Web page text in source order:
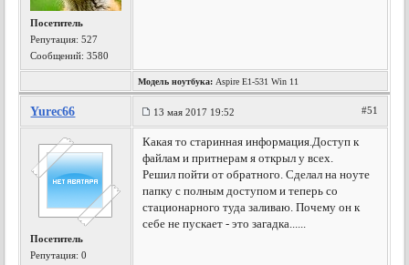
Посетитель
Репутация:527
Сообщений: 3580
Модель ноутбука: Aspire E1-531 Win 11
Yurec66 13 мая 2017 19:52 #51
Посетитель
Репутация:0
Какая то старинная информация.Доступ к
файлам и притнерам я открыл у всех.
Решил пойти от обратного. Сделал на ноуте
папку с полным доступом и теперь со
стационарного туда заливаю. Почему он к
себе не пускает - это загадка......